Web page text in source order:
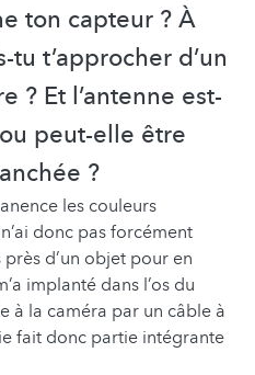
ton capteur ? À
t’approcher d’un
? Et l’antenne est-
peut-elle être
?
les couleurs
donc pas forcément
d’un objet pour en
implanté dans l’os du
à la caméra par un câble à
fait donc partie intégrante